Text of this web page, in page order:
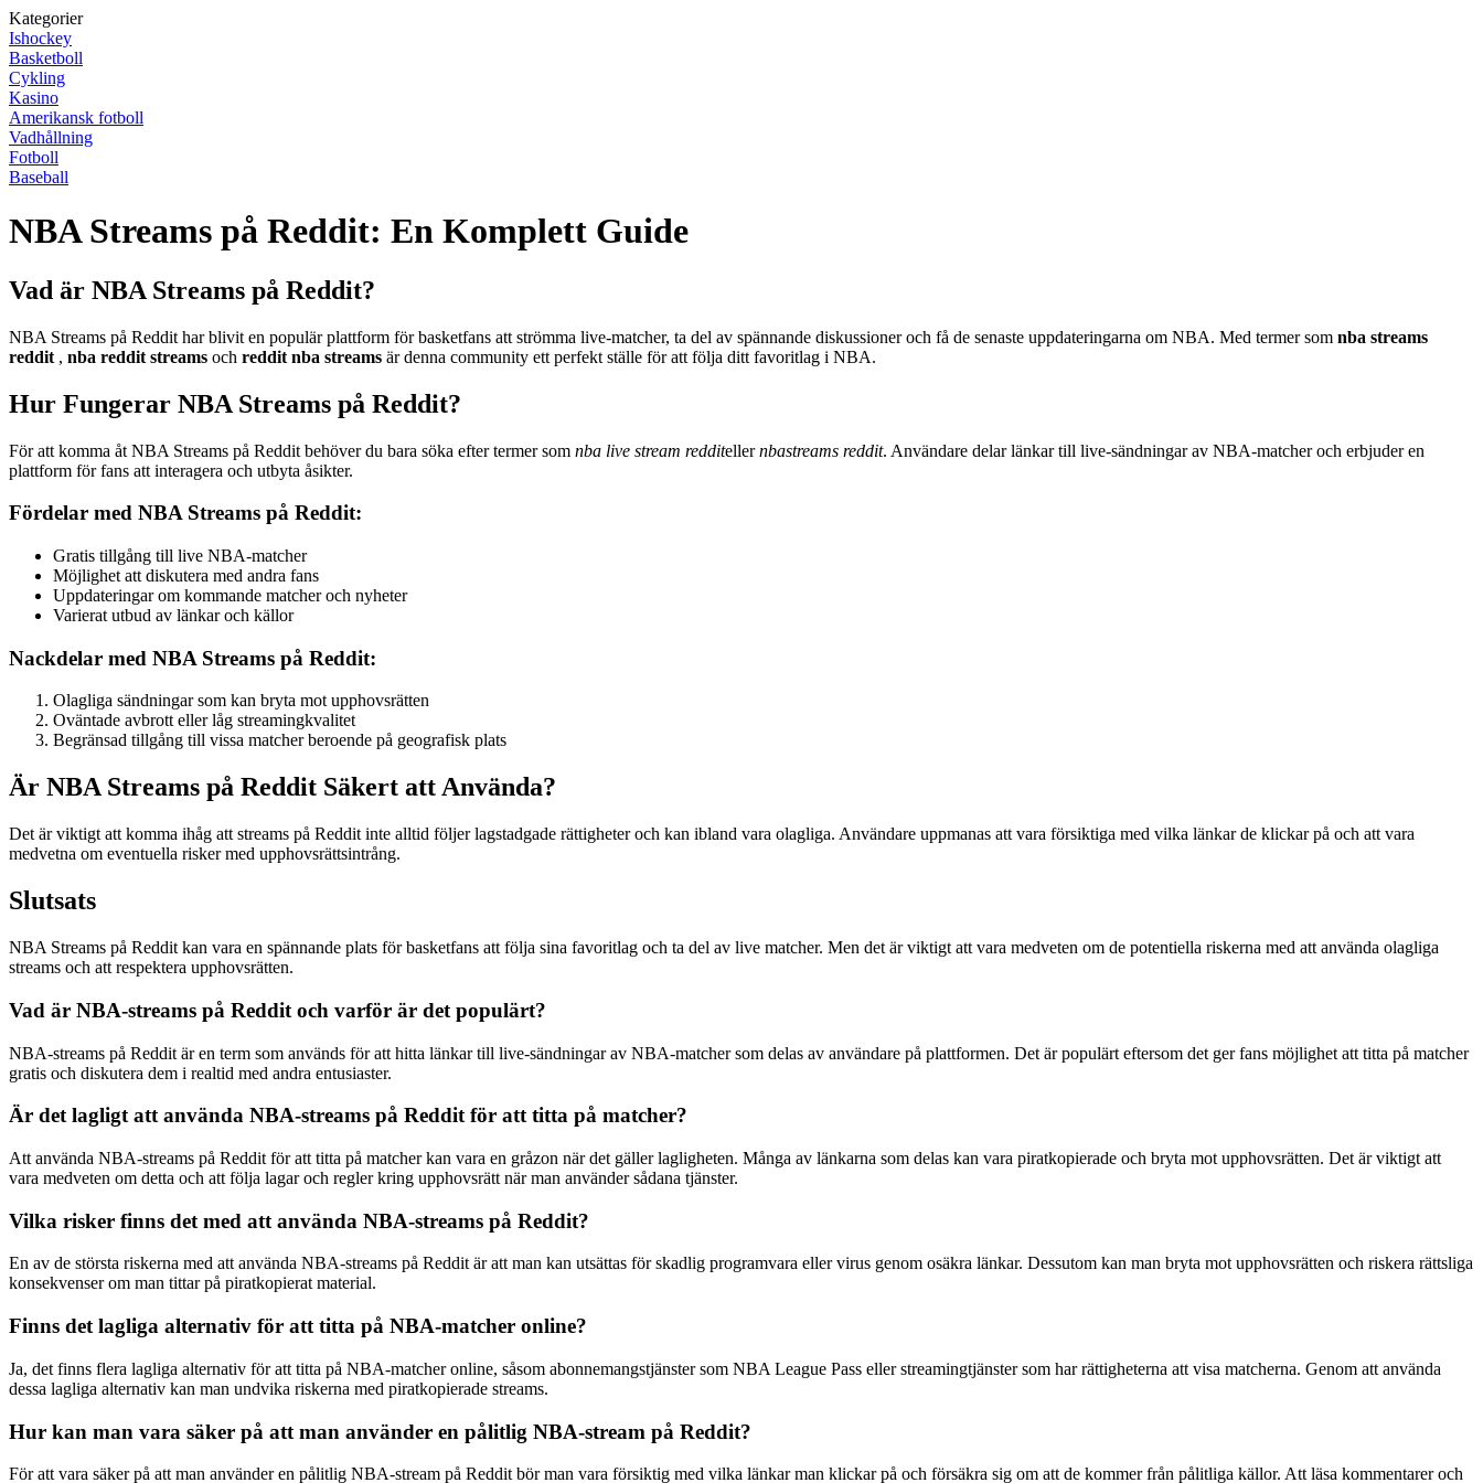
Kategorier
Ishockey
Basketboll
Cykling
Kasino
Amerikansk fotboll
Vadhållning
Fotboll
Baseball
NBA Streams på Reddit: En Komplett Guide
Vad är NBA Streams på Reddit?
NBA Streams på Reddit har blivit en populär plattform för basketfans att strömma live-matcher, ta del av spännande diskussioner och få de senaste uppdateringarna om NBA. Med termer som nba streams
reddit , nba reddit streams och reddit nba streams är denna community ett perfekt ställe för att följa ditt favoritlag i NBA.
Hur Fungerar NBA Streams på Reddit?
För att komma åt NBA Streams på Reddit behöver du bara söka efter termer som nba live stream redditellernbastreams reddit. Användare delar länkar till live-sändningar av NBA-matcher och erbjuder en
plattform för fans att interagera och utbyta åsikter.
Fördelar med NBA Streams på Reddit:
Gratis tillgång till live NBA-matcher
Möjlighet att diskutera med andra fans
Uppdateringar om kommande matcher och nyheter
Varierat utbud av länkar och källor
Nackdelar med NBA Streams på Reddit:
Olagliga sändningar som kan bryta mot upphovsrätten
Oväntade avbrott eller låg streamingkvalitet
Begränsad tillgång till vissa matcher beroende på geografisk plats
Är NBA Streams på Reddit Säkert att Använda?
Det är viktigt att komma ihåg att streams på Reddit inte alltid följer lagstadgade rättigheter och kan ibland vara olagliga. Användare uppmanas att vara försiktiga med vilka länkar de klickar på och att vara
medvetna om eventuella risker med upphovsrättsintrång.
Slutsats
NBA Streams på Reddit kan vara en spännande plats för basketfans att följa sina favoritlag och ta del av live matcher. Men det är viktigt att vara medveten om de potentiella riskerna med att använda olagliga
streams och att respektera upphovsrätten.
Vad är NBA-streams på Reddit och varför är det populärt?
NBA-streams på Reddit är en term som används för att hitta länkar till live-sändningar av NBA-matcher som delas av användare på plattformen. Det är populärt eftersom det ger fans möjlighet att titta på matcher
gratis och diskutera dem i realtid med andra entusiaster.
Är det lagligt att använda NBA-streams på Reddit för att titta på matcher?
Att använda NBA-streams på Reddit för att titta på matcher kan vara en gråzon när det gäller lagligheten. Många av länkarna som delas kan vara piratkopierade och bryta mot upphovsrätten. Det är viktigt att
vara medveten om detta och att följa lagar och regler kring upphovsrätt när man använder sådana tjänster.
Vilka risker finns det med att använda NBA-streams på Reddit?
En av de största riskerna med att använda NBA-streams på Reddit är att man kan utsättas för skadlig programvara eller virus genom osäkra länkar. Dessutom kan man bryta mot upphovsrätten och riskera rättsliga
konsekvenser om man tittar på piratkopierat material.
Finns det lagliga alternativ för att titta på NBA-matcher online?
Ja, det finns flera lagliga alternativ för att titta på NBA-matcher online, såsom abonnemangstjänster som NBA League Pass eller streamingtjänster som har rättigheterna att visa matcherna. Genom att använda
dessa lagliga alternativ kan man undvika riskerna med piratkopierade streams.
Hur kan man vara säker på att man använder en pålitlig NBA-stream på Reddit?
För att vara säker på att man använder en pålitlig NBA-stream på Reddit bör man vara försiktig med vilka länkar man klickar på och försäkra sig om att de kommer från pålitliga källor. Att läsa kommentarer och